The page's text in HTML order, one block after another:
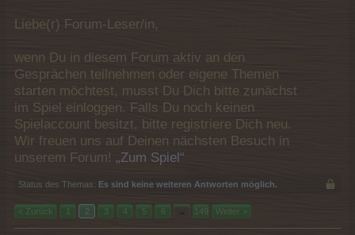
Liebe(r) Forum-Leser/in,
wenn Du in diesem Forum aktiv an den
Gesprächen teilnehmen oder eigene Themen
starten möchtest, musst Du Dich bitte zunächst
im Spiel einloggen. Falls Du noch keinen
Spielaccount besitzt, bitte registriere Dich neu.
Wir freuen uns auf Deinen nächsten Besuch in
unserem Forum! „Zum Spiel“
Status des Themas: Es sind keine weiteren Antworten möglich.
< Zurück 1 2 3 4 5 6 → 149 Weiter >